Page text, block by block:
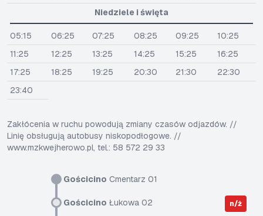
Gościcino Cmentarz 01
Gościcino Łukowa 02 n/ż
Niedziele i święta
05:15 06:25 07:25 08:25 09:25
10:25
11:25
12:25 13:25 14:25 15:25
16:25
17:25
18:25 19:25 20:30 21:30
22:30
23:40
Zakłócenia w ruchu powodują zmiany czasów odjazdów. //
Linię obsługują autobusy niskopodłogowe. //
www.mzkwejherowo.pl, tel.: 58 572 29 33